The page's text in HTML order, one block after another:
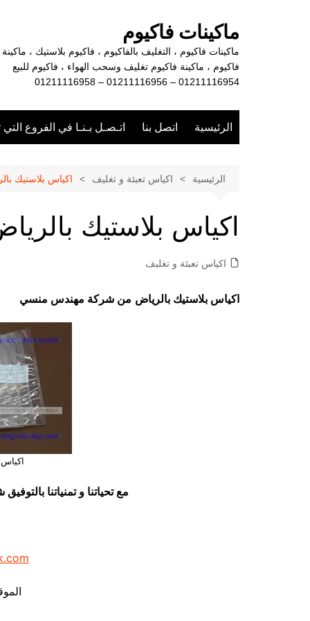
ماكينات فاكيوم
ماكينات فاكيوم ، التغليف بالفاكيوم ، فاكيوم بلاستيك ، ماكينة
فاكيوم ، ماكينة فاكيوم تغليف وسحب الهواء ، فاكيوم للبيع
01211116954 – 01211116956 – 01211116958
الرئيسية اتصل بنا اتـصـل بـنـا في الفروع
الرئيسية اكياس تعبئة و تغليف اكياس بلاستيك
اكياس بلاستيك
اكياس تعبئة و تغليف
اكياس بلاستيك بالرياض من شركة مهندس منسي
مع تحياتنا و تمنياتنا